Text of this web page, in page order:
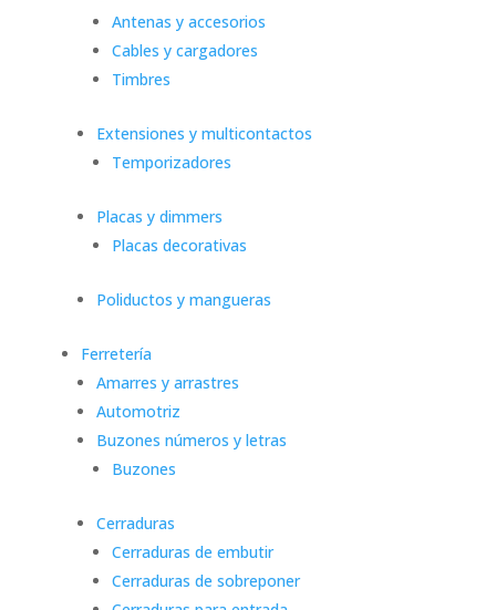
Antenas y accesorios
Cables y cargadores
Timbres
Extensiones y multicontactos
Temporizadores
Placas y dimmers
Placas decorativas
Poliductos y mangueras
Ferretería
Amarres y arrastres
Automotriz
Buzones números y letras
Buzones
Cerraduras
Cerraduras de embutir
Cerraduras de sobreponer